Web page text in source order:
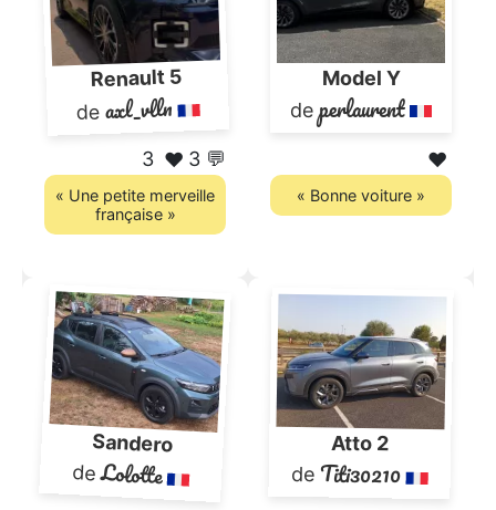
Renault 5
de axl_vlln
3 💬
3 ❤️
« Une petite merveille
française »
Model Y
de perlaurent
❤️
« Bonne voiture »
Sandero
deLolotte
Atto 2
de Titi30210